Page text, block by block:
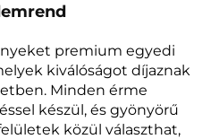
premium egyedi
kiválóságot díjaznak
Minden érme
készül, és gyönyörű
közül választhat,